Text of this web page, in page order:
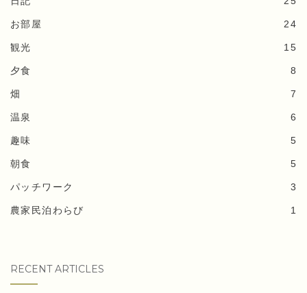
お部屋 24
観光 15
夕食 8
畑 7
温泉 6
趣味 5
朝食 5
パッチワーク 3
農家民泊わらび 1
RECENT ARTICLES